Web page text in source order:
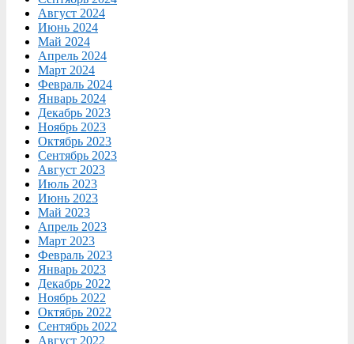
Август 2024
Июнь 2024
Май 2024
Апрель 2024
Март 2024
Февраль 2024
Январь 2024
Декабрь 2023
Ноябрь 2023
Октябрь 2023
Сентябрь 2023
Август 2023
Июль 2023
Июнь 2023
Май 2023
Апрель 2023
Март 2023
Февраль 2023
Январь 2023
Декабрь 2022
Ноябрь 2022
Октябрь 2022
Сентябрь 2022
Август 2022